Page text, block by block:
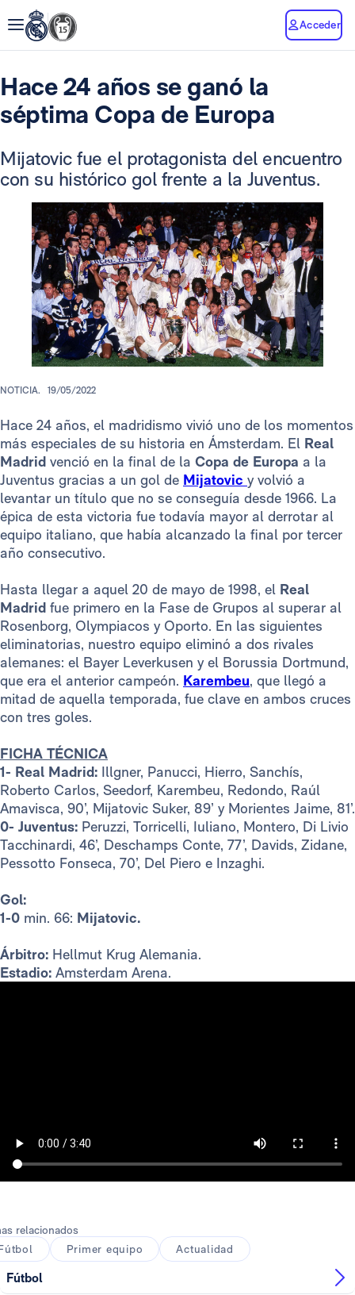
Acceder
Hace 24 años se ganó la
séptima Copa de Europa
Mijatovic fue el protagonista del encuentro
con su histórico gol frente a la Juventus.
NOTICIA. 19/05/2022
Hace 24 años, el madridismo vivió uno de los momentos
más especiales de su historia en Ámsterdam. El Real
Madrid venció en la final de la Copa de Europa a la
Juventus gracias a un gol de Mijatovic y volvió a
levantar un título que no se conseguía desde 1966. La
épica de esta victoria fue todavía mayor al derrotar al
equipo italiano, que había alcanzado la final por tercer
año consecutivo.
Hasta llegar a aquel 20 de mayo de 1998, el Real
Madrid fue primero en la Fase de Grupos al superar al
Rosenborg, Olympiacos y Oporto. En las siguientes
eliminatorias, nuestro equipo eliminó a dos rivales
alemanes: el Bayer Leverkusen y el Borussia Dortmund,
que era el anterior campeón. Karembeu, que llegó a
mitad de aquella temporada, fue clave en ambos cruces
con tres goles.
FICHA TÉCNICA
1- Real Madrid: Illgner, Panucci, Hierro, Sanchís,
Roberto Carlos, Seedorf, Karembeu, Redondo, Raúl
Amavisca, 90’, Mijatovic Suker, 89’ y Morientes Jaime, 81’.
0- Juventus: Peruzzi, Torricelli, Iuliano, Montero, Di Livio
Tacchinardi, 46’, Deschamps Conte, 77’, Davids, Zidane,
Pessotto Fonseca, 70’, Del Piero e Inzaghi.
Gol:
1-0 min. 66: Mijatovic.
Árbitro: Hellmut Krug Alemania.
Estadio: Amsterdam Arena.
relacionados
Primer equipo Actualidad
Fútbol